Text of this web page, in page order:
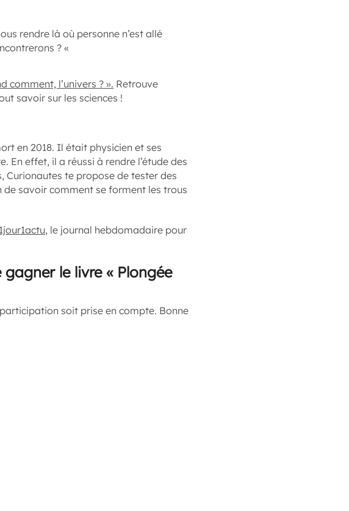
rendre là où personne n’est allé
? «
comment, l’univers ? ». Retrouve
savoir sur les sciences !
en 2018. Il était physicien et ses
En effet, il a réussi à rendre l’étude des
Curionautes te propose de tester des
de savoir comment se forment les trous
, le journal hebdomadaire pour
le livre « Plongée
soit prise en compte. Bonne